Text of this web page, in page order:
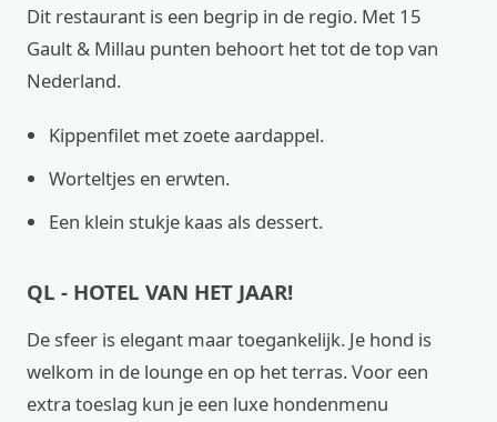
Dit restaurant is een begrip in de regio. Met 15
Gault & Millau punten behoort het tot de top van
Nederland.
Kippenfilet met zoete aardappel.
Worteltjes en erwten.
Een klein stukje kaas als dessert.
QL - HOTEL VAN HET JAAR!
De sfeer is elegant maar toegankelijk. Je hond is
welkom in de lounge en op het terras. Voor een
extra toeslag kun je een luxe hondenmenu